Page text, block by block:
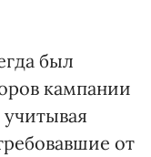
был
кампании
от